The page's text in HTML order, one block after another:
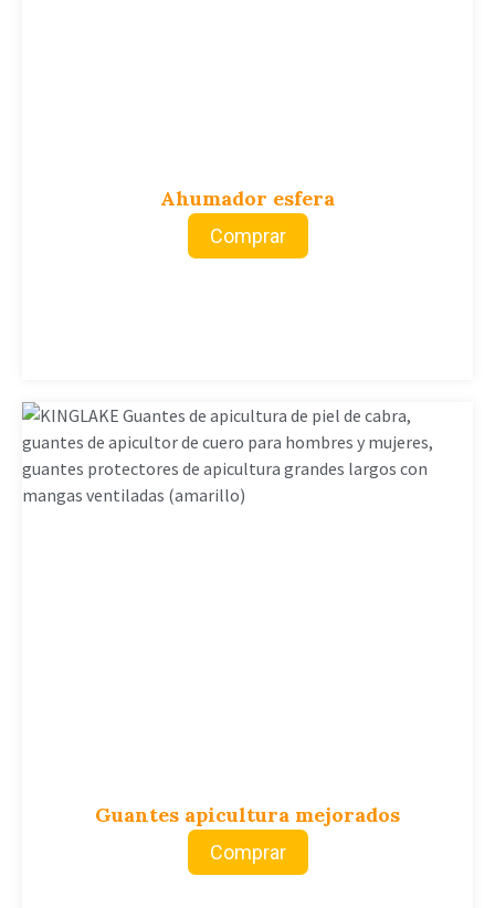
Ahumador esfera
Comprar
Guantes apicultura mejorados
Comprar